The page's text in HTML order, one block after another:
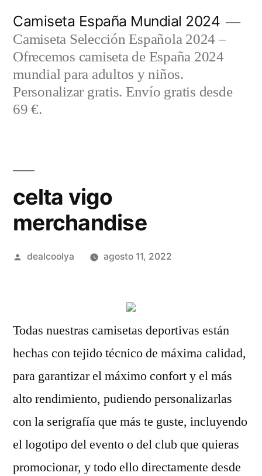
contenido
Camiseta España Mundial 2024
Camiseta Selección Española 2024 –
Ofrecemos camiseta de España 2024
mundial para adultos y niños.
Personalizar gratis. Envío gratis desde
69 €.
celta vigo
merchandise
Publicado
dealcoolya agosto 11, 2022
Todas nuestras camisetas deportivas están
hechas con tejido técnico de máxima calidad,
para garantizar el máximo confort y el más
alto rendimiento, pudiendo personalizarlas
con la serigrafía que más te guste, incluyendo
el logotipo del evento o del club que quieras
promocionar, y todo ello directamente desde